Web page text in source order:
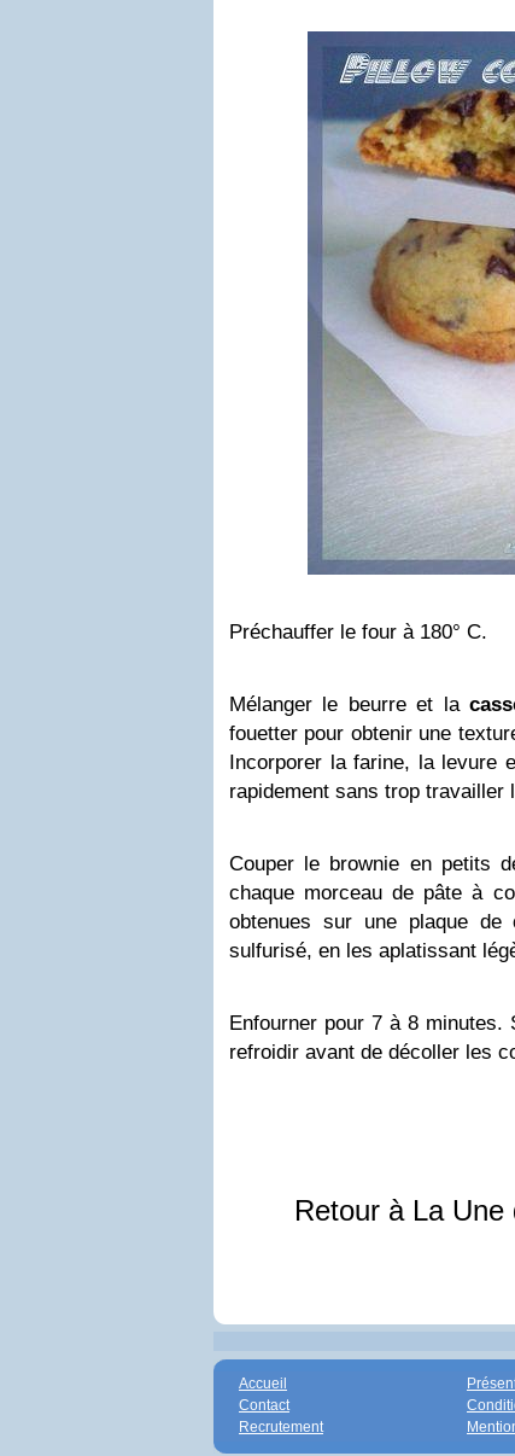
Préchauffer le four à 180° C.
Mélanger le beurre et la
fouetter pour obtenir une
Incorporer la farine, la levure
rapidement sans trop travailler
Couper le brownie en petits
chaque morceau de pâte à
obtenues sur une plaque de
sulfurisé, en les aplatissant
Enfourner pour 7 à 8
refroidir avant de décoller les
Retour à La Une
Accueil
Contact
Recrutement